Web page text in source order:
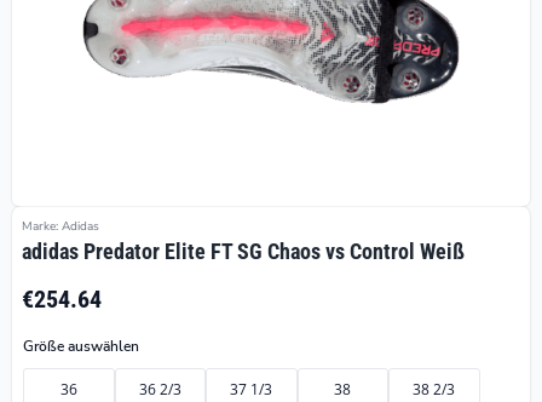
Marke: Adidas
adidas Predator Elite FT SG Chaos vs Control Weiß
€254.64
Größe auswählen
36 36 2/3 37 1/3 38 38 2/3